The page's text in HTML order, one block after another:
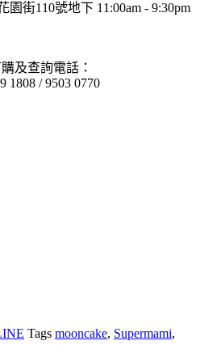
街110號地下 11:00am - 9:30pm
及查詢電話：
1808 / 9503 0770
Tags mooncake, Supermami,